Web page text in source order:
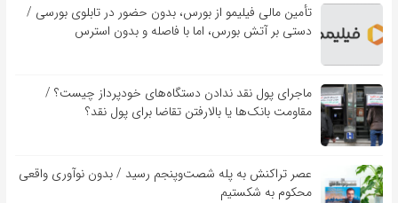
تأمین مالی فیلیمو از بورس، بدون حضور در تابلوی بورسی /
دستی بر آتش بورس، اما با فاصله و بدون استرس
ماجرای پول نقد ندادن دستگاه‌های خودپرداز چیست؟ /
مقاومت بانک‌ها یا بالارفتن تقاضا برای پول نقد؟
عصر تراکنش به پله شصت‌وپنجم رسید / بدون نوآوری واقعی
محکوم به شکستیم